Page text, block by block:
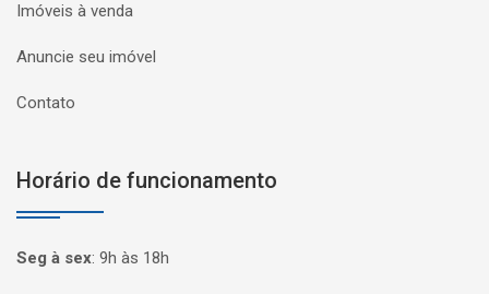
Imóveis à venda
Anuncie seu imóvel
Contato
Horário de funcionamento
Seg à sex: 9h às 18h